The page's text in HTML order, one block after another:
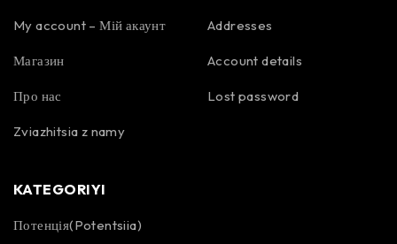
My account – Мій акаунт
Магазин
Про нас
Zviazhitsia z namy
Addresses
Account details
Lost password
KATEGORIYI
Потенція(Potentsiia)